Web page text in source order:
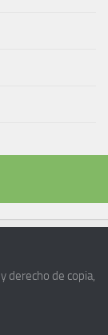
derecho de copia,